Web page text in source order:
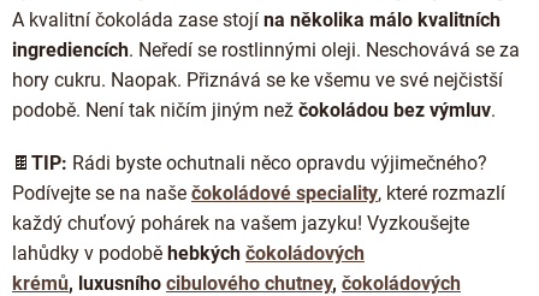
A kvalitní čokoláda zase stojí na několika málo kvalitních
ingrediencích. Neředí se rostlinnými oleji. Neschovává se za
hory cukru. Naopak. Přiznává se ke všemu ve své nejčistší
podobě. Není tak ničím jiným než čokoládou bez výmluv.
🍫 TIP: Rádi byste ochutnali něco opravdu výjimečného?
Podívejte se na naše čokoládové speciality, které rozmazlí
každý chuťový pohárek na vašem jazyku! Vyzkoušejte
lahůdky v podobě hebkých čokoládových
krémů, luxusního cibulového chutney, čokoládových